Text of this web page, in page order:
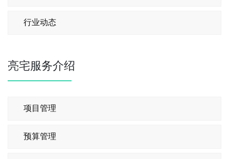
行业动态
亮宅服务介绍
项目管理
预算管理